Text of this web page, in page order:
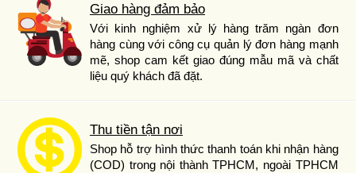
Giao hàng đảm bảo
Với kinh nghiệm xử lý hàng trăm ngàn đơn
hàng cùng với công cụ quản lý đơn hàng mạnh
mẽ, shop cam kết giao đúng mẫu mã và chất
liệu quý khách đã đặt.
Thu tiền tận nơi
Shop hỗ trợ hình thức thanh toán khi nhận hàng
(COD) trong nội thành TPHCM, ngoài TPHCM